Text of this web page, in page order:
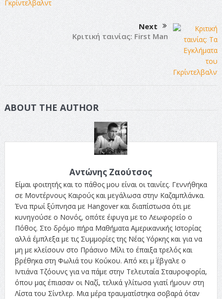
Next
Κριτική ταινίας: First Man
ABOUT THE AUTHOR
Αντώνης Ζαούτσος
Είμαι φοιτητής και το πάθος μου είναι οι ταινίες. Γεννήθηκα
σε Μοντέρνους Καιρούς και μεγάλωσα στην Καζαμπλάνκα.
Ένα πρωί ξύπνησα με Hangover και διαπίστωσα ότι με
κυνηγούσε ο Νονός, οπότε έφυγα με το Λεωφορείο ο
Πόθος. Στο δρόμο πήρα Μαθήματα Αμερικανικής Ιστορίας
αλλά έμπλεξα με τις Συμμορίες της Νέας Υόρκης και για να
μη με κλείσουν στο Πράσινο Μίλι το έπαιξα τρελός και
βρέθηκα στη Φωλιά του Κούκου. Από κει μ΄ έβγαλε ο
Ιντιάνα Τζόουνς για να πάμε στην Τελευταία Σταυροφορία,
όπου μας έπιασαν οι Ναζί, τελικά γλίτωσα γιατί ήμουν στη
Λίστα του Σίντλερ. Μια μέρα τραυματίστηκα σοβαρά όταν